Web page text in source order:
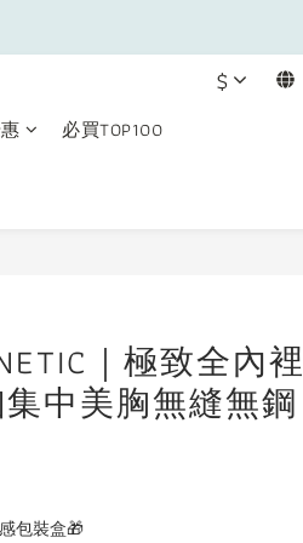
$
必買TOP100
｜極致全內裡
中美胸無縫無鋼
包裝盒🎁